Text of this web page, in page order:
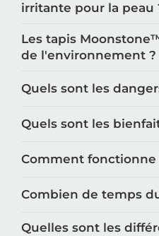
irritante pour la peau
Les tapis
de l'environnement ?
Quels sont les
Quels sont les
Comment fonctionne
Combien de temps
Quelles sont les